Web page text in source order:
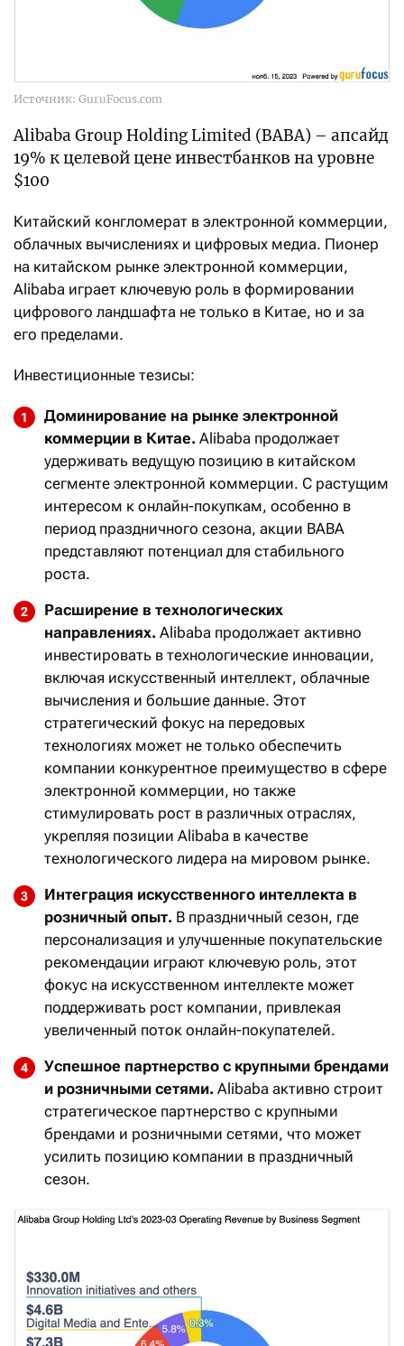
Источник: GuruFocus.com
Alibaba Group Holding Limited (BABA) – апсайд
19% к целевой цене инвестбанков на уровне
$100
Китайский конгломерат в электронной коммерции,
облачных вычислениях и цифровых медиа. Пионер
на китайском рынке электронной коммерции,
Alibaba играет ключевую роль в формировании
цифрового ландшафта не только в Китае, но и за
его пределами.
Инвестиционные тезисы:
Доминирование на рынке электронной
коммерции в Китае. Alibaba продолжает
удерживать ведущую позицию в китайском
сегменте электронной коммерции. С растущим
интересом к онлайн-покупкам, особенно в
период праздничного сезона, акции BABA
представляют потенциал для стабильного
роста.
Расширение в технологических
направлениях. Alibaba продолжает активно
инвестировать в технологические инновации,
включая искусственный интеллект, облачные
вычисления и большие данные. Этот
стратегический фокус на передовых
технологиях может не только обеспечить
компании конкурентное преимущество в сфере
электронной коммерции, но также
стимулировать рост в различных отраслях,
укрепляя позиции Alibaba в качестве
технологического лидера на мировом рынке.
Интеграция искусственного интеллекта в
розничный опыт. В праздничный сезон, где
персонализация и улучшенные покупательские
рекомендации играют ключевую роль, этот
фокус на искусственном интеллекте может
поддерживать рост компании, привлекая
увеличенный поток онлайн-покупателей.
Успешное партнерство с крупными брендами
и розничными сетями. Alibaba активно строит
стратегическое партнерство с крупными
брендами и розничными сетями, что может
усилить позицию компании в праздничный
сезон.